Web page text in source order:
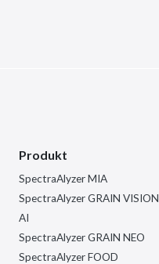
Produkt
SpectraAlyzer MIA
SpectraAlyzer GRAIN VISION
AI
SpectraAlyzer GRAIN NEO
SpectraAlyzer FOOD